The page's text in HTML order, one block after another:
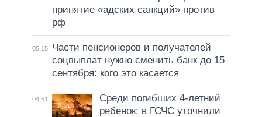
принятие «адских санкций» против
рф
05:15
Части пенсионеров и получателей
соцвыплат нужно сменить банк до 15
сентября: кого это касается
04:51
Среди погибших 4-летний
ребенок: в ГСЧС уточнили